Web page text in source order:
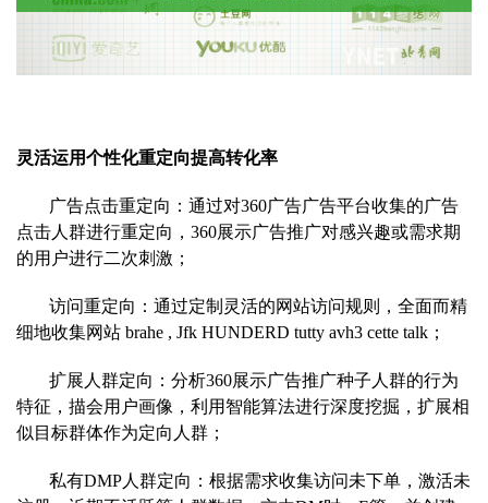
灵活运用个性化重定向提高转化率
广告点击重定向：通过对360广告广告平台收集的广告
点击人群进行重定向，360展示广告推广对感兴趣或需求期
的用户进行二次刺激；
访问重定向：通过定制灵活的网站访问规则，全面而精
细地收集网站 brahe , Jfk HUNDERD tutty avh3 cette talk；
扩展人群定向：分析360展示广告推广种子人群的行为
特征，描会用 户画像，利用智能算法进行深度挖掘，扩展相
似目标群体作为定向人群；
私有DMP人群定向：根据需求收集访问未下单，激活未